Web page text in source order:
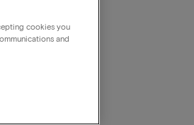
cookies you
and